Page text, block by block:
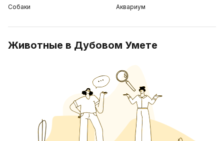
Собаки
Аквариум
Животные в Дубовом Умете